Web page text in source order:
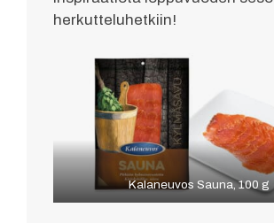
herkutteluhetkiin!
Kalaneuvos Sauna, 100 g